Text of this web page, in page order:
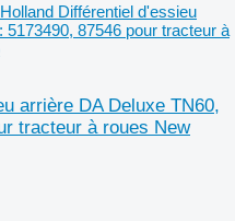
Différentiel d'essieu
87546 pour tracteur à
arrière DA Deluxe TN60,
tracteur à roues New